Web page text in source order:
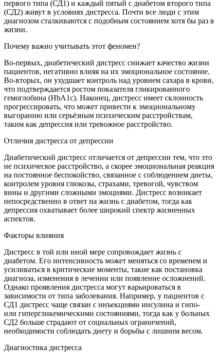
первого типа (СД1) и каждый пятый с диабетом второго типа
(СД2) живут в условиях дистресса. Почти все люди с этим
диагнозом сталкиваются с подобным состоянием хотя бы раз в
жизни.
Почему важно учитывать этот феномен?
Во-первых, диабетический дистресс снижает качество жизни
пациентов, негативно влияя на их эмоциональное состояние.
Во-вторых, он ухудшает контроль над уровнем сахара в крови,
что подтверждается ростом показателя гликированного
гемоглобина (HbA1c). Наконец, дистресс имеет склонность
прогрессировать, что может привести к эмоциональному
выгоранию или серьёзным психическим расстройствам,
таким как депрессия или тревожное расстройство.
Отличия дистресса от депрессии
Диабетический дистресс отличается от депрессии тем, что это
не психическое расстройство, а скорее эмоциональная реакция
на постоянное беспокойство, связанное с соблюдением диеты,
контролем уровня глюкозы, страхами, тревогой, чувством
вины и другими сложными эмоциями. Дистресс возникает
непосредственно в ответ на жизнь с диабетом, тогда как
депрессия охватывает более широкий спектр жизненных
аспектов.
Факторы влияния
Дистресс в той или иной мере сопровождает жизнь с
диабетом. Его интенсивность может меняться со временем и
усиливаться в критические моменты, такие как постановка
диагноза, изменения в лечении или появление осложнений.
Однако проявления дистресса могут варьироваться в
зависимости от типа заболевания. Например, у пациентов с
СД1 дистресс чаще связан с инъекциями инсулина и гипо-
или гипергликемическими состояниями, тогда как у больных
СД2 больше страдают от социальных ограничений,
необходимости соблюдать диету и борьбы с лишним весом.
Диагностика дистресса